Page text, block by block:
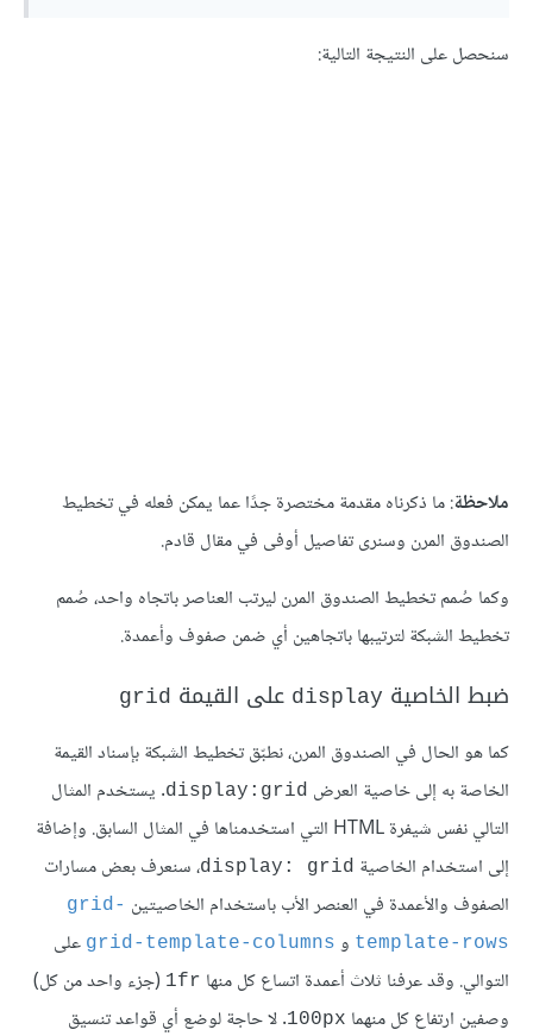
سنحصل على النتيجة التالية:
ملاحظة: ما ذكرناه مقدمة مختصرة جدًا عما يمكن فعله في تخطيط
الصندوق المرن وسنرى تفاصيل أوفى في مقال قادم.
وكما صُمم تخطيط الصندوق المرن ليرتب العناصر باتجاه واحد، صُمم
تخطيط الشبكة لترتيبها باتجاهين أي ضمن صفوف وأعمدة.
ضبط الخاصية display على القيمة grid
كما هو الحال في الصندوق المرن، نطبّق تخطيط الشبكة بإسناد القيمة
الخاصة به إلى خاصية العرض display:grid. يستخدم المثال
التالي نفس شيفرة HTML التي استخدمناها في المثال السابق. وإضافة
إلى استخدام الخاصية display: grid، سنعرف بعض مسارات
الصفوف والأعمدة في العنصر الأب باستخدام الخاصيتين grid-
template-rows و grid-template-columns على
التوالي. وقد عرفنا ثلاث أعمدة اتساع كل منها 1fr (جزء واحد من كل)
وصفين ارتفاع كل منهما 100px. لا حاجة لوضع أي قواعد تنسيق